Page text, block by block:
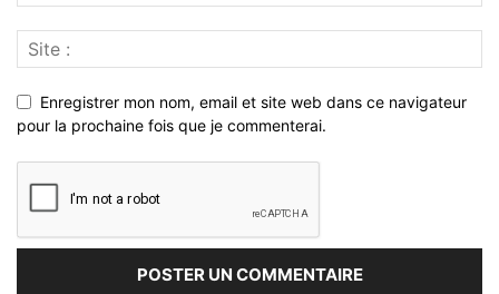
Enregistrer mon nom, email et site web dans ce navigateur
pour la prochaine fois que je commenterai.